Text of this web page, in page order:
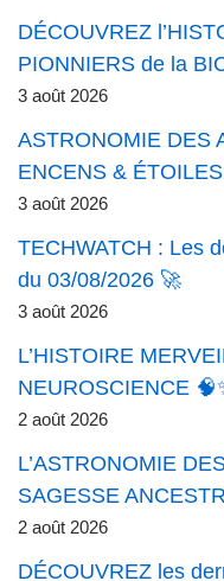
DÉCOUVREZ
PIONNIERS de la
3 août 2026
ASTRONOMIE DES
ENCENS & ÉTOILES
3 août 2026
TECHWATCH : Les
du 03/08/2026 🚀
3 août 2026
L’HISTOIRE
NEUROSCIENCE
2 août 2026
L’ASTRONOMIE
SAGESSE
2 août 2026
DÉCOUVREZ les